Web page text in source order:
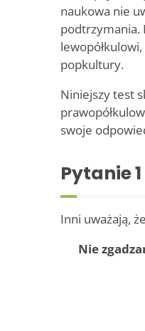
naukowa nie
podtrzymania.
popkultury.
Niniejszy test
swoje
Pytanie1
Inni uważają,
Nie